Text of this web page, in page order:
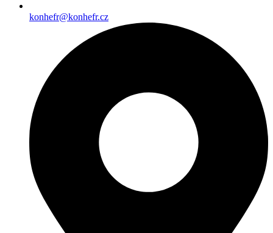
konhefr@konhefr.cz